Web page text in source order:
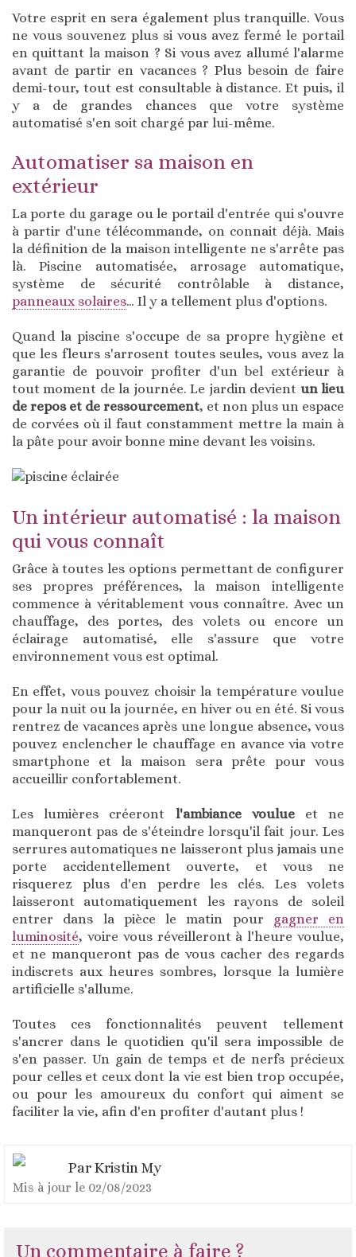
Votre esprit en sera également plus tranquille. Vous
ne vous souvenez plus si vous avez fermé le portail
en quittant la maison ? Si vous avez allumé l'alarme
avant de partir en vacances ? Plus besoin de faire
demi-tour, tout est consultable à distance. Et puis, il
y a de grandes chances que votre système
automatisé s'en soit chargé par lui-même.
Automatiser sa maison en
extérieur
La porte du garage ou le portail d'entrée qui s'ouvre
à partir d'une télécommande, on connait déjà. Mais
la définition de la maison intelligente ne s'arrête pas
là. Piscine automatisée, arrosage automatique,
système de sécurité contrôlable à distance,
panneaux solaires… Il y a tellement plus d'options.
Quand la piscine s'occupe de sa propre hygiène et
que les fleurs s'arrosent toutes seules, vous avez la
garantie de pouvoir profiter d'un bel extérieur à
tout moment de la journée. Le jardin devient un lieu
de repos et de ressourcement, et non plus un espace
de corvées où il faut constamment mettre la main à
la pâte pour avoir bonne mine devant les voisins.
Un intérieur automatisé : la maison
qui vous connaît
Grâce à toutes les options permettant de configurer
ses propres préférences, la maison intelligente
commence à véritablement vous connaître. Avec un
chauffage, des portes, des volets ou encore un
éclairage automatisé, elle s'assure que votre
environnement vous est optimal.
En effet, vous pouvez choisir la température voulue
pour la nuit ou la journée, en hiver ou en été. Si vous
rentrez de vacances après une longue absence, vous
pouvez enclencher le chauffage en avance via votre
smartphone et la maison sera prête pour vous
accueillir confortablement.
Les lumières créeront l'ambiance voulueet ne
manqueront pas de s'éteindre lorsqu'il fait jour. Les
serrures automatiques ne laisseront plus jamais une
porte accidentellement ouverte, et vous ne
risquerez plus d'en perdre les clés. Les volets
laisseront automatiquement les rayons de soleil
entrer dans la pièce le matin pour
gagner en
luminosité, voire vous réveilleront à l'heure voulue,
et ne manqueront pas de vous cacher des regards
indiscrets aux heures sombres, lorsque la lumière
artificielle s'allume.
Toutes ces fonctionnalités peuvent tellement
s'ancrer dans le quotidien qu'il sera impossible de
s'en passer. Un gain de temps et de nerfs précieux
pour celles et ceux dont la vie est bien trop occupée,
ou pour les amoureux du confort qui aiment se
faciliter la vie, afin d'en profiter d'autant plus !
Par Kristin My
Mis à jour le 02/08/2023
Un commentaire à faire ?